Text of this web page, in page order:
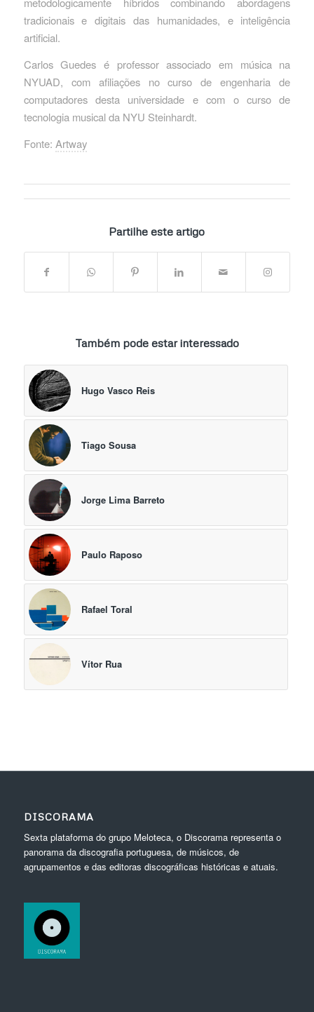
tradicionais e digitais das humanidades, e inteligência
artificial.
Carlos Guedes é professor associado em música na
NYUAD, com afiliações no curso de engenharia de
computadores desta universidade e com o curso de
tecnologia musical da NYU Steinhardt.
Fonte: Artway
Partilhe este artigo
Também pode estar interessado
Hugo Vasco Reis
Tiago Sousa
Jorge Lima Barreto
Paulo Raposo
Rafael Toral
Vítor Rua
DISCORAMA
Sexta plataforma do grupo Meloteca, o Discorama representa o
panorama da discografia portuguesa, de músicos, de
agrupamentos e das editoras discográficas históricas e atuais.